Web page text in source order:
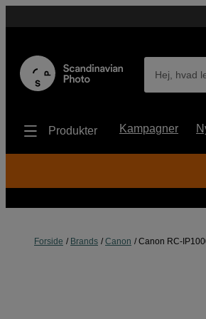
Hej, hvad
Produkter Kampagner
Forside Brands Canon Canon RC-